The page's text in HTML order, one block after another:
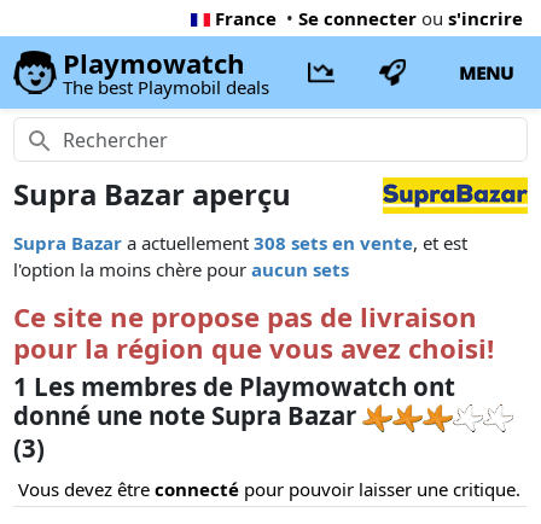
France • Se connecter ou s'incrire
Playmowatch
The best Playmobil deals
MENU
Supra Bazar aperçu
Supra Bazar a actuellement308 sets en vente, et est
l'option la moins chère pouraucun sets
Ce site ne propose pas de livraison
pour la région que vous avez choisi!
1 Les membres de Playmowatch ont
donné une note Supra Bazar
(3)
Vous devez être connecté pour pouvoir laisser une critique.